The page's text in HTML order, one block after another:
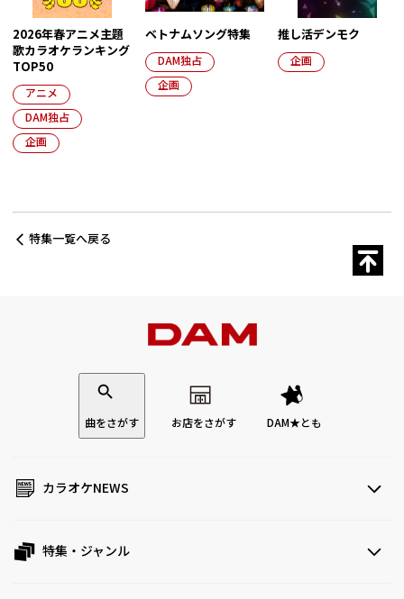
2026年春アニメ主題
歌カラオケランキング
TOP50
アニメ
DAM独占
企画
ベトナムソング特集
DAM独占
企画
推し活デンモク
企画
特集一覧へ戻る
曲をさがす お店をさがす DAM★とも
カラオケNEWS
特集・ジャンル